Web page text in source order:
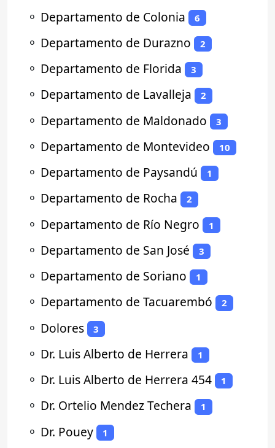
⚬ Departamento de Colonia 6
⚬ Departamento de Durazno 2
⚬ Departamento de Florida 3
⚬ Departamento de Lavalleja 2
⚬ Departamento de Maldonado 3
⚬ Departamento de Montevideo 10
⚬ Departamento de Paysandú 1
⚬ Departamento de Rocha 2
⚬ Departamento de Río Negro 1
⚬ Departamento de San José 3
⚬ Departamento de Soriano 1
⚬ Departamento de Tacuarembó 2
⚬ Dolores 3
⚬ Dr. Luis Alberto de Herrera 1
⚬ Dr. Luis Alberto de Herrera 454 1
⚬ Dr. Ortelio Mendez Techera 1
⚬ Dr. Pouey 1